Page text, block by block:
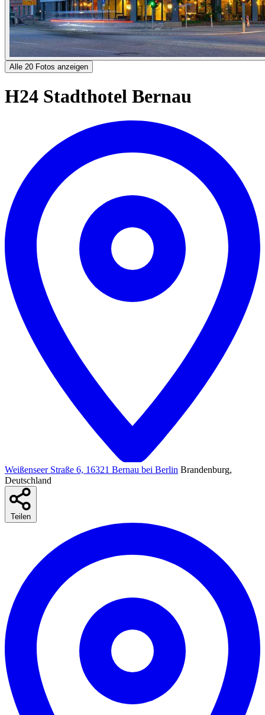
Alle 20 Fotos anzeigen
H24 Stadthotel Bernau
Weißenseer Straße 6, 16321 Bernau bei Berlin Brandenburg,
Deutschland
Teilen